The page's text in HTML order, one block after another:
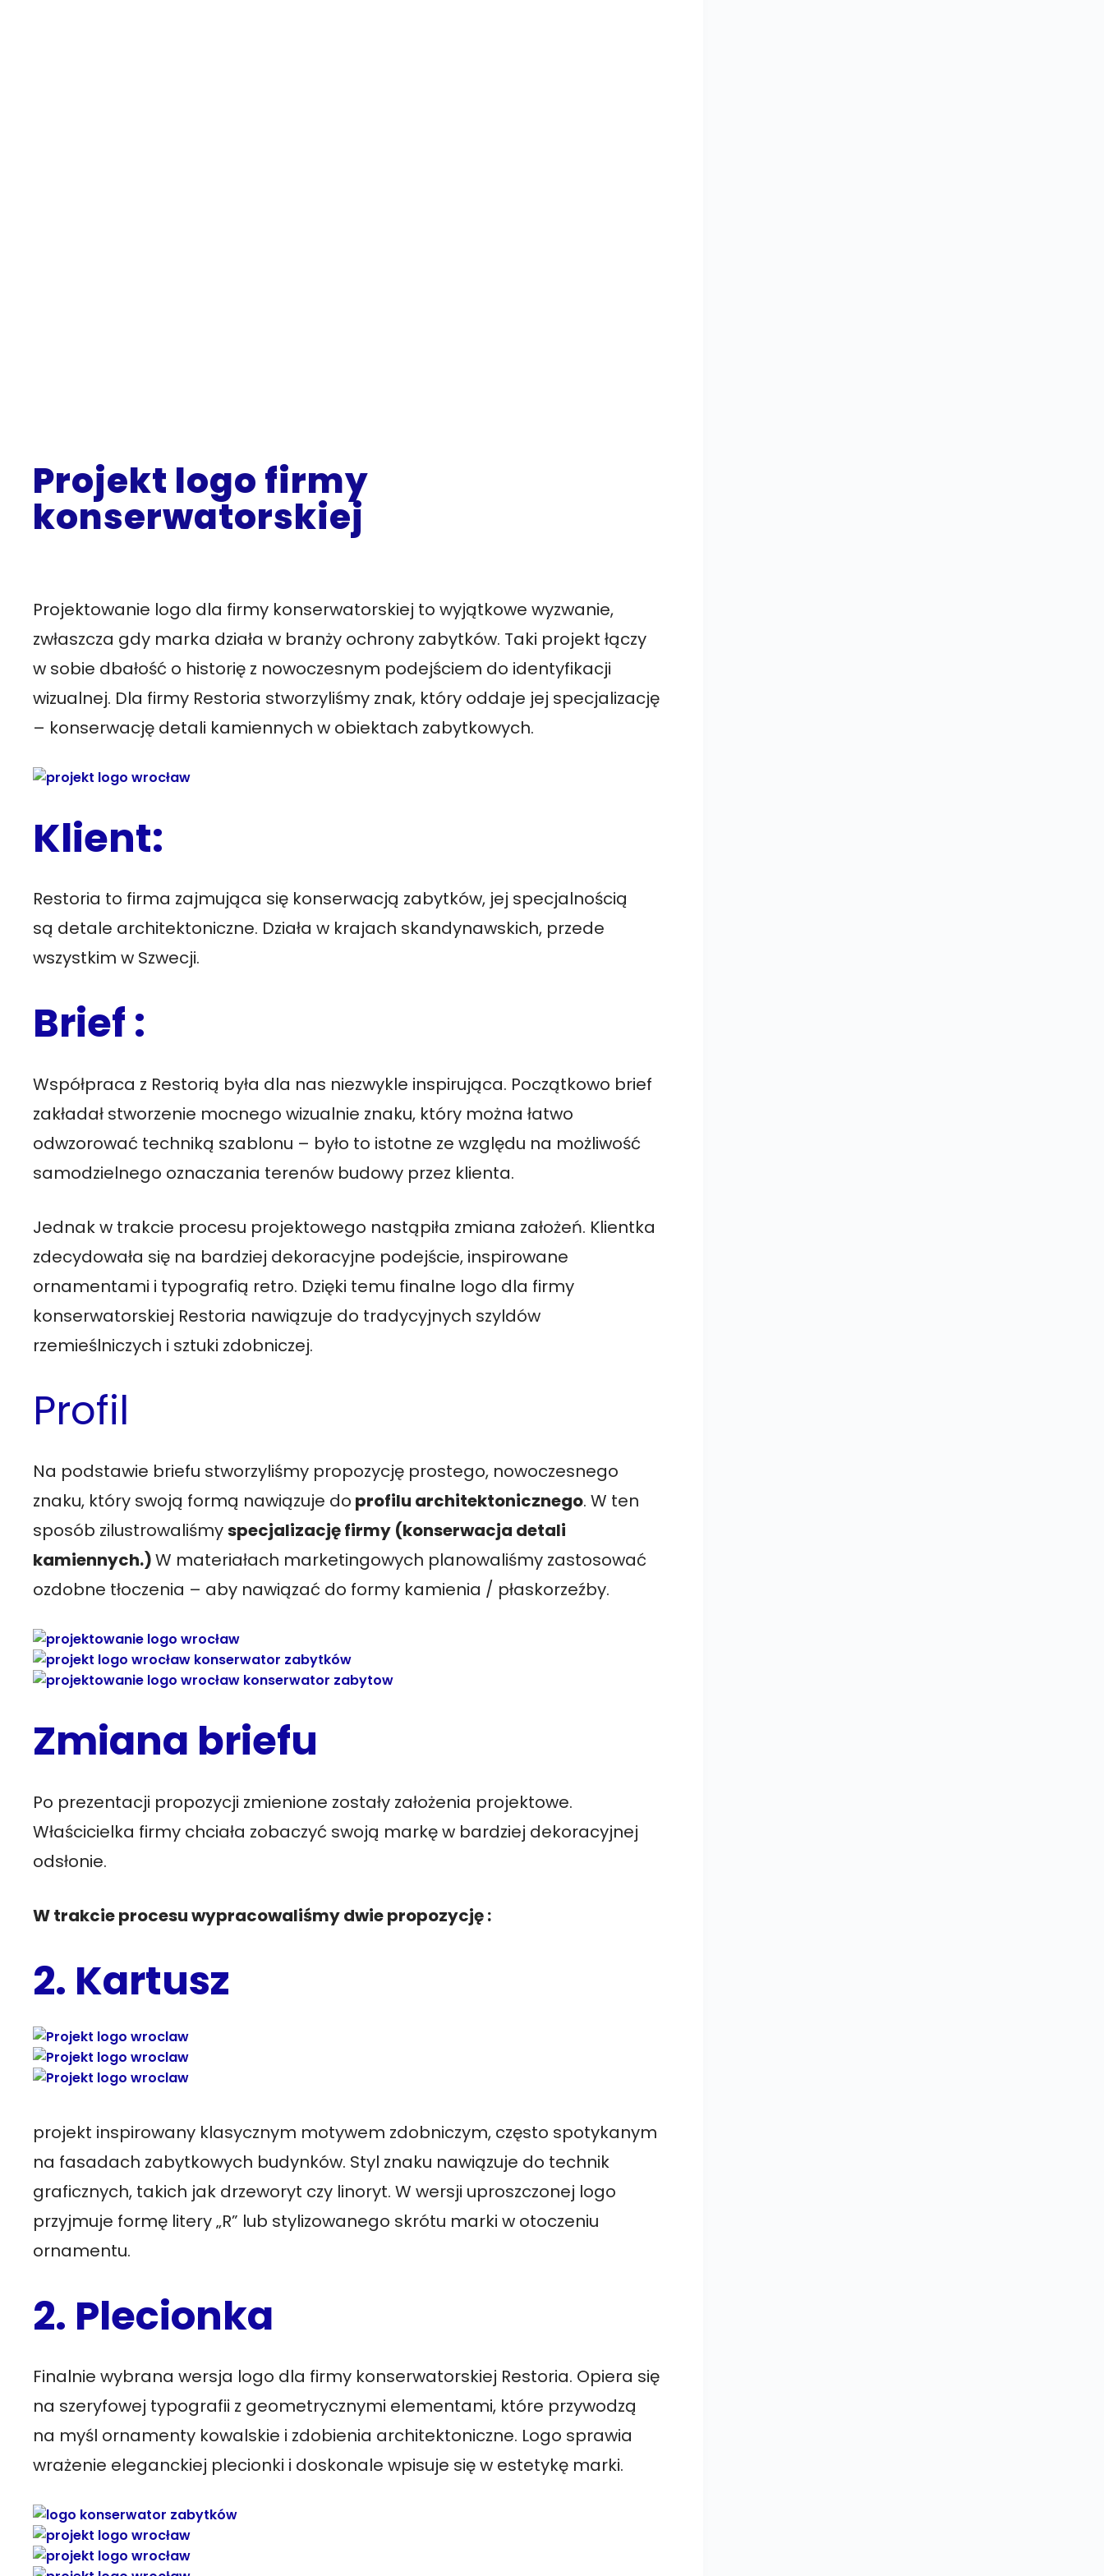
Projekt logo firmy
konserwatorskiej
Projektowanie logo dla firmy konserwatorskiej to wyjątkowe wyzwanie,
zwłaszcza gdy marka działa w branży ochrony zabytków. Taki projekt łączy
w sobie dbałość o historię z nowoczesnym podejściem do identyfikacji
wizualnej. Dla firmy Restoria stworzyliśmy znak, który oddaje jej specjalizację
– konserwację detali kamiennych w obiektach zabytkowych.
Klient:
Restoria to firma zajmująca się konserwacją zabytków, jej specjalnością
są detale architektoniczne. Działa w krajach skandynawskich, przede
wszystkim w Szwecji.
Brief :
Współpraca z Restorią była dla nas niezwykle inspirująca. Początkowo brief
zakładał stworzenie mocnego wizualnie znaku, który można łatwo
odwzorować techniką szablonu – było to istotne ze względu na możliwość
samodzielnego oznaczania terenów budowy przez klienta.
Jednak w trakcie procesu projektowego nastąpiła zmiana założeń. Klientka
zdecydowała się na bardziej dekoracyjne podejście, inspirowane
ornamentami i typografią retro. Dzięki temu finalne logo dla firmy
konserwatorskiej Restoria nawiązuje do tradycyjnych szyldów
rzemieślniczych i sztuki zdobniczej.
Profil
Na podstawie briefu stworzyliśmy propozycję prostego, nowoczesnego
znaku, który swoją formą nawiązuje do profilu architektonicznego. W ten
sposób zilustrowaliśmyspecjalizację firmy (konserwacja detali
kamiennych.)W materiałach marketingowych planowaliśmy zastosować
ozdobne tłoczenia – aby nawiązać do formy kamienia / płaskorzeźby.
Zmiana briefu
Po prezentacji propozycji zmienione zostały założenia projektowe.
Właścicielka firmy chciała zobaczyć swoją markę w bardziej dekoracyjnej
odsłonie.
W trakcie procesu wypracowaliśmy dwie propozycję :
2. Kartusz
projekt inspirowany klasycznym motywem zdobniczym, często spotykanym
na fasadach zabytkowych budynków. Styl znaku nawiązuje do technik
graficznych, takich jak drzeworyt czy linoryt. W wersji uproszczonej logo
przyjmuje formę litery „R” lub stylizowanego skrótu marki w otoczeniu
ornamentu.
2. Plecionka
Finalnie wybrana wersja logo dla firmy konserwatorskiej Restoria. Opiera się
na szeryfowej typografii z geometrycznymi elementami, które przywodzą
na myśl ornamenty kowalskie i zdobienia architektoniczne. Logo sprawia
wrażenie eleganckiej plecionki i doskonale wpisuje się w estetykę marki.